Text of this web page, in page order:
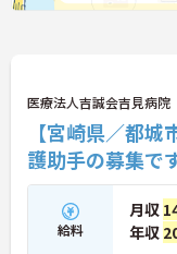
医療法人吉誠会吉見病院
【宮崎県／都
護助手の募集で
給料
月収
年収